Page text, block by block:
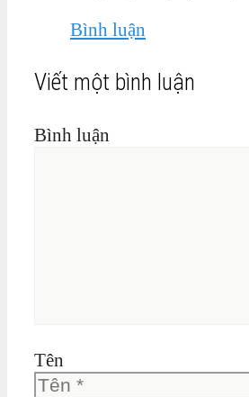
Bình luận
Viết một bình luận
Bình luận
Tên